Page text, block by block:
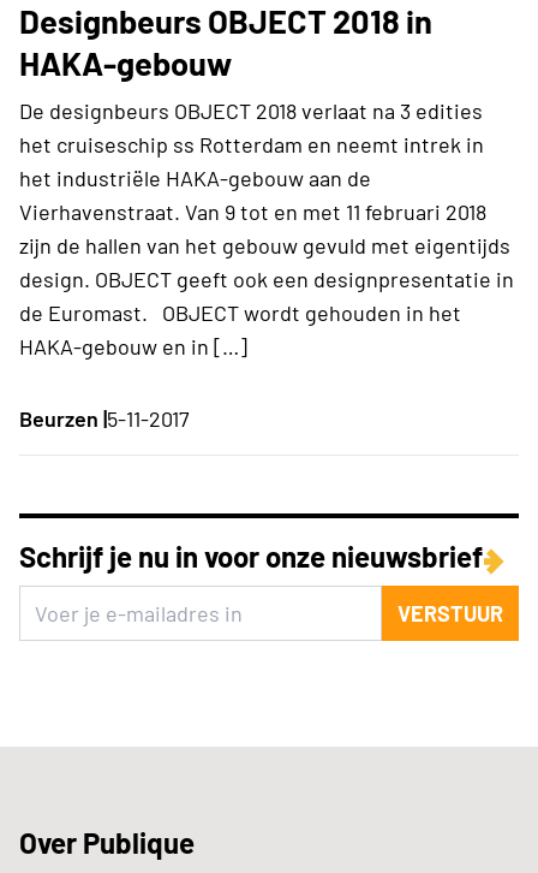
Designbeurs OBJECT 2018 in
HAKA-gebouw
De designbeurs OBJECT 2018 verlaat na 3 edities
het cruiseschip ss Rotterdam en neemt intrek in
het industriële HAKA-gebouw aan de
Vierhavenstraat. Van 9 tot en met 11 februari 2018
zijn de hallen van het gebouw gevuld met eigentijds
design. OBJECT geeft ook een designpresentatie in
de Euromast. OBJECT wordt gehouden in het
HAKA-gebouw en in […]
Beurzen |5-11-2017
Schrijf je nu in voor onze nieuwsbrief
VERSTUUR
Over Publique